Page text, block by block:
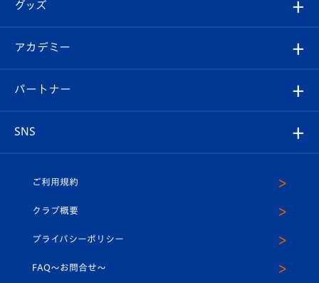
チケット
イベント
メディア
ホームタウン
スタッフプロフィール
マスコット紹介
平和祈念活動
Revive Team
ヴィヴィくんの長崎おもてなしガイド
フォトギャラリー
スタジアムグルメ
V-LOVERS（ファンクラブ）
プレイヤーズスイート
グッズ
オンラインショップ
店舗情報
アカデミー
育成からのお知らせ
U-18
スクール
パートナー
SNS
ヴィヴィくんインスタグラム
公式LINE＠
ご利用規約
クラブ概要
プライバシーポリシー
FAQ〜お問合せ〜